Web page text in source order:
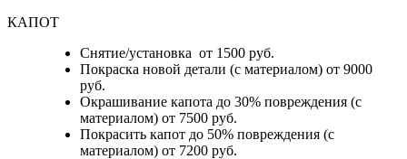
КАПОТ
Снятие/установка от 1500 руб.
Покраска новой детали (с материалом) от 9000
руб.
Окрашивание капота до 30% повреждения (с
материалом) от 7500 руб.
Покрасить капот до 50% повреждения (с
материалом) от 7200 руб.